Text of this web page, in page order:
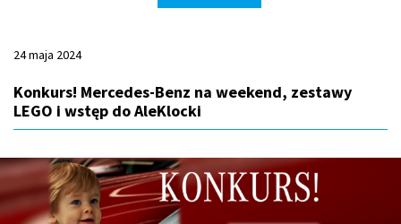
24 maja 2024
Konkurs! Mercedes-Benz na weekend, zestawy
LEGO i wstęp do AleKlocki